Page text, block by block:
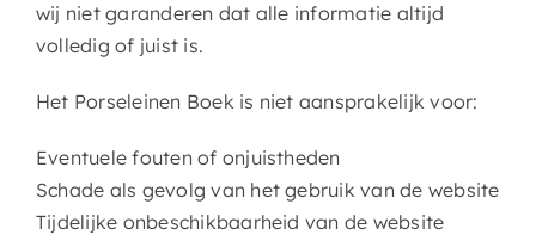
wij niet garanderen dat alle informatie altijd
volledig of juist is.
Het Porseleinen Boek is niet aansprakelijk voor:
Eventuele fouten of onjuistheden
Schade als gevolg van het gebruik van de website
Tijdelijke onbeschikbaarheid van de website